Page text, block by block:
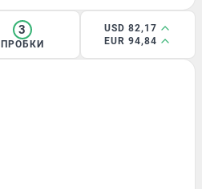
3
ПРОБКИ
USD 82,17
EUR 94,84